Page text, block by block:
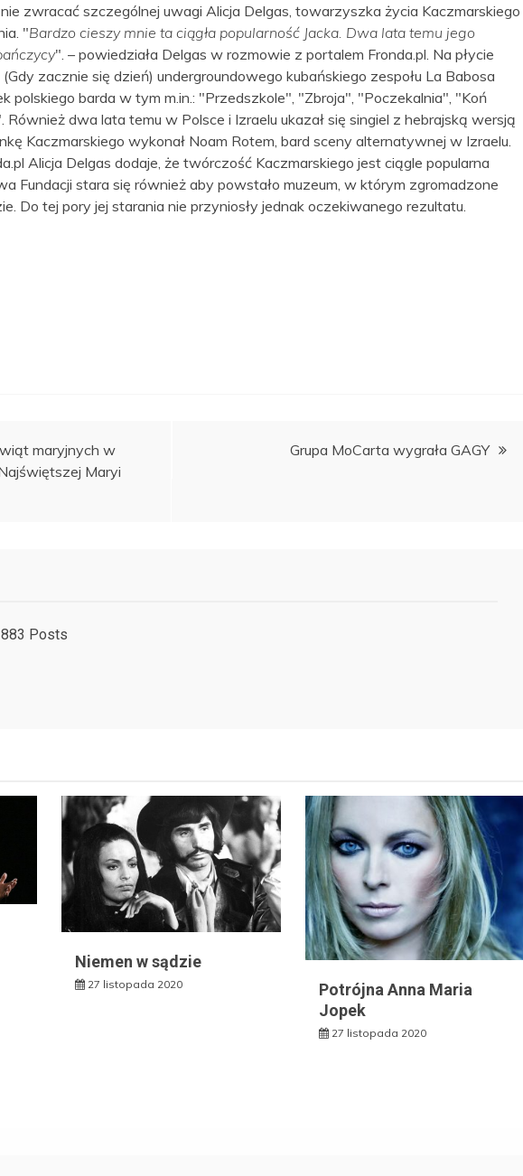
zwracać szczególnej uwagi Alicja Delgas, towarzyszka życia Kaczmarskiego
"Bardzo cieszy mnie ta ciągła popularność Jacka. Dwa lata temu jego
". – powiedziała Delgas w rozmowie z portalem Fronda.pl. Na płycie
zacznie się dzień) undergroundowego kubańskiego zespołu La Babosa
polskiego barda w tym m.in.: "Przedszkole", "Zbroja", "Poczekalnia", "Koń
dwa lata temu w Polsce i Izraelu ukazał się singiel z hebrajską wersją
Kaczmarskiego wykonał Noam Rotem, bard sceny alternatywnej w Izraelu.
Alicja Delgas dodaje, że twórczość Kaczmarskiego jest ciągle popularna
Fundacji stara się również aby powstało muzeum, w którym zgromadzone
Do tej pory jej starania nie przyniosły jednak oczekiwanego rezultatu.
maryjnych w
Maryi
Grupa MoCarta wygrała GAGY
Posts
Niemen w sądzie
27 listopada 2020
Potrójna Anna Maria
Jopek
27 listopada 2020